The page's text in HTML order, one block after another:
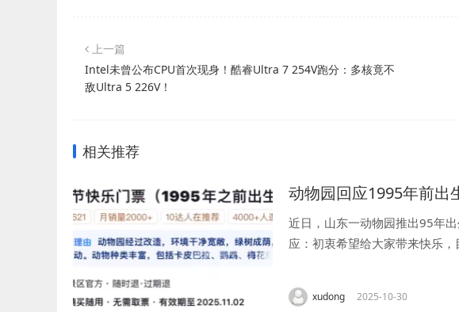
上一篇
Intel未曾公布CPU首次现身！酷睿Ultra 7 254V跑分：多核竟不
敌Ultra 5 226V！
相关推荐
动物园回应1995年前出
近日，山东一动物园推出95年
应：初衷希望给大家带来快乐，
xudong 2025-10-30